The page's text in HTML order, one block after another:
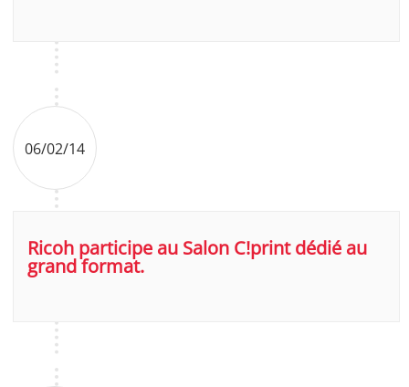
06/02/14
Ricoh participe au Salon C!print dédié au
grand format.